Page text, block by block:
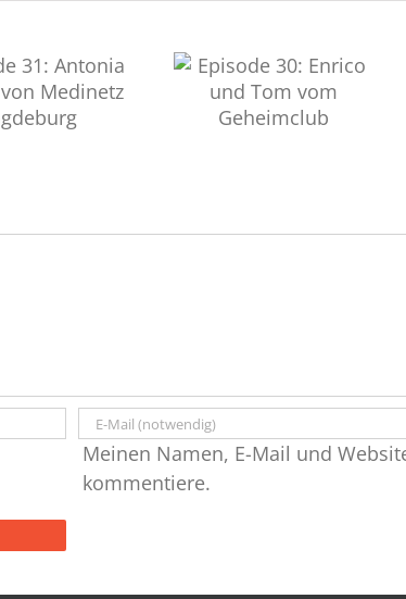
Episode 30: Enrico und
Tom vom Geheimclub
Episode 29: Claudia &
Kirsten vom
Meinen Namen, E-Mail und
kommentiere.